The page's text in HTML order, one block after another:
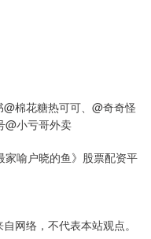
棉花糖热可可、@奇奇怪
@小亏哥外卖
喻户晓的鱼》股票配资平
网络，不代表本站观点。